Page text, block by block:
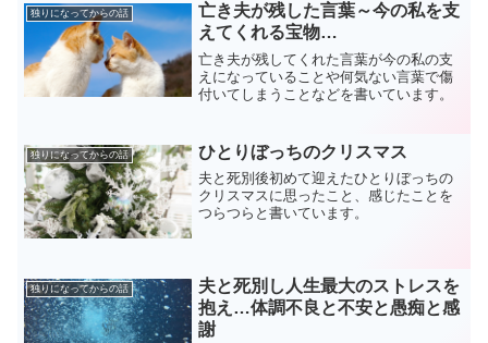
独りになってからの話
亡き夫が残した言葉～今の私を支
えてくれる宝物…
亡き夫が残してくれた言葉が今の私の支
えになっていることや何気ない言葉で傷
付いてしまうことなどを書いています。
独りになってからの話 ひとりぼっちのクリスマス
夫と死別後初めて迎えたひとりぼっちの
クリスマスに思ったこと、感じたことを
つらつらと書いています。
独りになってからの話
夫と死別し人生最大のストレスを
抱え…体調不良と不安と愚痴と感
謝